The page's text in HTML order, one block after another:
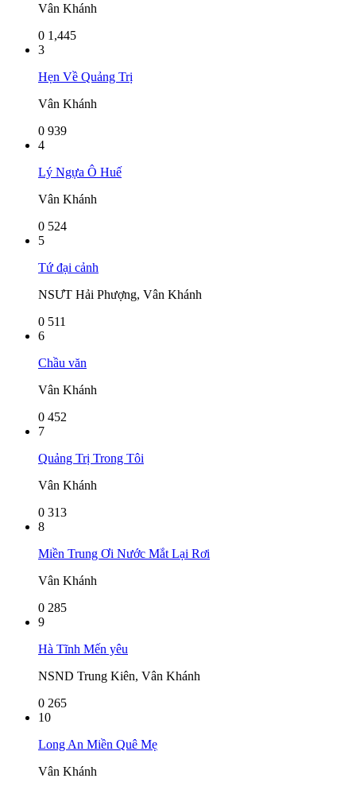
Vân Khánh
0 1,445
3
Hẹn Về Quảng Trị
Vân Khánh
0 939
4
Lý Ngựa Ô Huế
Vân Khánh
0 524
5
Tứ đại cảnh
NSƯT Hải Phượng, Vân Khánh
0 511
6
Chầu văn
Vân Khánh
0 452
7
Quảng Trị Trong Tôi
Vân Khánh
0 313
8
Miền Trung Ơi Nước Mắt Lại Rơi
Vân Khánh
0 285
9
Hà Tĩnh Mến yêu
NSND Trung Kiên, Vân Khánh
0 265
10
Long An Miền Quê Mẹ
Vân Khánh